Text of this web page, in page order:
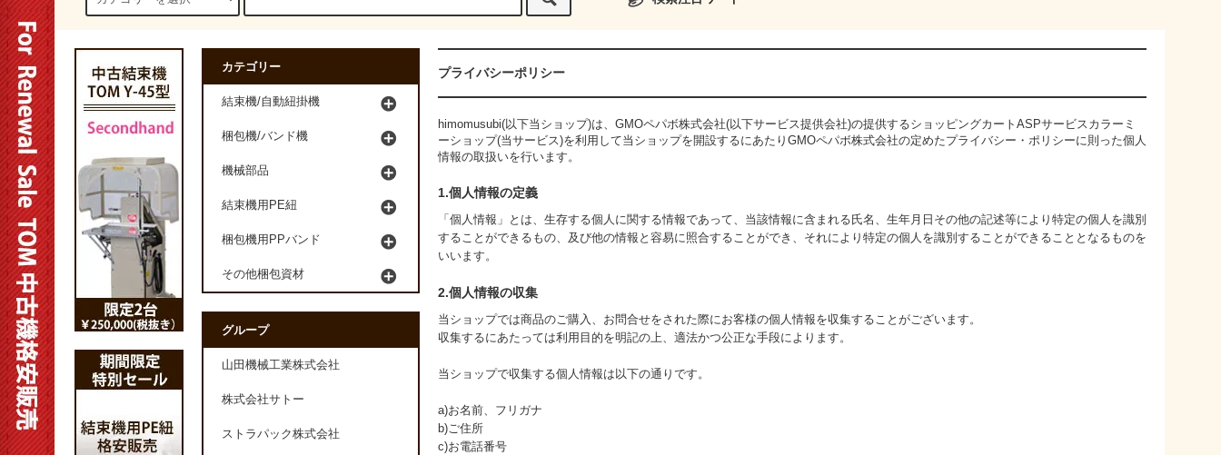
プライバシーポリシー
himomusubi(以下当ショップ)は、 GMOペパボ株式会社(以下サービス提供会社)の提供するショッピングカートASPサービスカラーミ
ーショップ(当サービス)を利用して当ショップを開設するにあたりGMOペパボ株式会社の定めたプライバシー・ポリシーに則った個人
情報の取扱いを行います。
1.個人情報の定義
「個人情報」とは、生存する個人に関する情報であって、当該情報に含まれる氏名、生年月日その他の記述等により特定の個人を識別
することができるもの、及び他の情報と容易に照合することができ、それにより特定の個人を識別することができることとなるものを
いいます。
2.個人情報の収集
当ショップでは商品のご購入、お問合せをされた際にお客様の個人情報を収集することがございます。
収集するにあたっては利用目的を明記の上、適法かつ公正な手段によります。
当ショップで収集する個人情報は以下の通りです。
a)お名前、フリガナ
b)ご住所
c)お電話番号
カテゴリー
結束機/自動紐掛機
梱包機/バンド機
機械部品
結束機用PE紐
梱包機用PPバンド
その他梱包資材
グループ
山田機械工業株式会社
株式会社サトー
ストラパック株式会社